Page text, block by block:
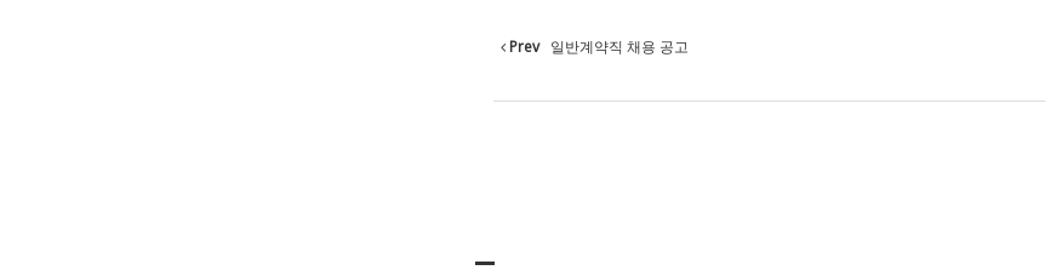
Prev 일반계약직 채용 공고